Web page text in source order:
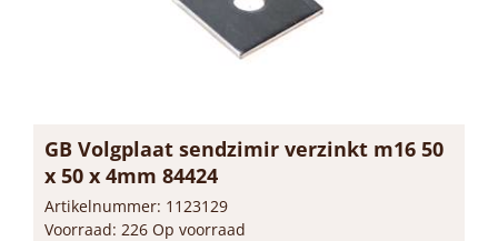
GB Volgplaat sendzimir verzinkt m16 50
x 50 x 4mm 84424
Artikelnummer: 1123129
Voorraad: 226 Op voorraad